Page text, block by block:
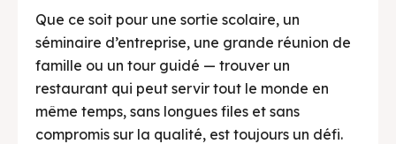
Que ce soit pour une sortie scolaire, un
séminaire d’entreprise, une grande réunion de
famille ou un tour guidé — trouver un
restaurant qui peut servir tout le monde en
même temps, sans longues files et sans
compromis sur la qualité, est toujours un défi.